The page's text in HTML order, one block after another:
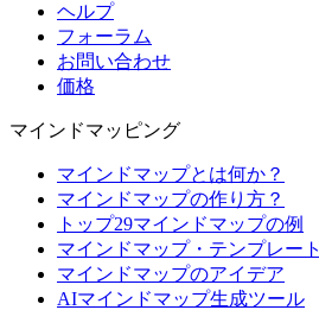
ヘルプ
フォーラム
お問い合わせ
価格
マインドマッピング
マインドマップとは何か？
マインドマップの作り方？
トップ29マインドマップの例
マインドマップ・テンプレート
マインドマップのアイデア
AIマインドマップ生成ツール